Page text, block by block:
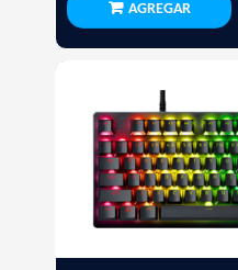
AGREGAR